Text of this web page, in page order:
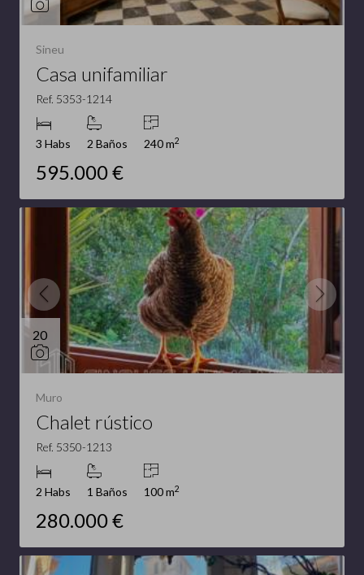
Sineu
Casa unifamiliar
Ref. 5353-1214
3 Habs 2 Baños 240 m2
595.000 €
20
Muro
Chalet rústico
Ref. 5350-1213
2 Habs 1 Baños 100 m2
280.000 €